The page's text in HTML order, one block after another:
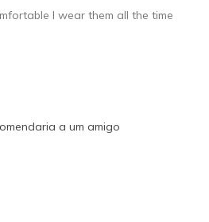
are for Wearing
I wear them all the time
a um amigo